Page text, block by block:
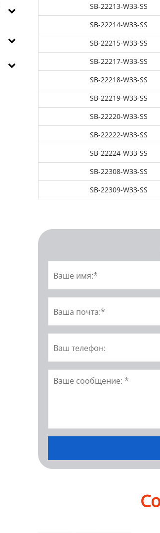
SB-22213-W33-SS
SB-22214-W33-SS
SB-22215-W33-SS
SB-22217-W33-SS
SB-22218-W33-SS
SB-22219-W33-SS
SB-22220-W33-SS
SB-22222-W33-SS
SB-22224-W33-SS
SB-22308-W33-SS
SB-22309-W33-SS